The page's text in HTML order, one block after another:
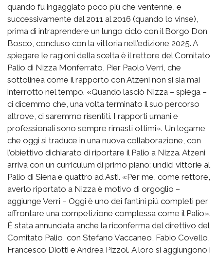
quando fu ingaggiato poco più che ventenne, e
successivamente dal 2011 al 2016 (quando lo vinse),
prima di intraprendere un lungo ciclo con il Borgo Don
Bosco, concluso con la vittoria nell’edizione 2025. A
spiegare le ragioni della scelta è il rettore del Comitato
Palio di Nizza Monferrato, Pier Paolo Verri, che
sottolinea come il rapporto con Atzeni non si sia mai
interrotto nel tempo. «Quando lasciò Nizza – spiega –
ci dicemmo che, una volta terminato il suo percorso
altrove, ci saremmo risentiti. I rapporti umani e
professionali sono sempre rimasti ottimi». Un legame
che oggi si traduce in una nuova collaborazione, con
l’obiettivo dichiarato di riportare il Palio a Nizza. Atzeni
arriva con un curriculum di primo piano: undici vittorie al
Palio di Siena e quattro ad Asti. «Per me, come rettore,
averlo riportato a Nizza è motivo di orgoglio –
aggiunge Verri – Oggi è uno dei fantini più completi per
affrontare una competizione complessa come il Palio».
È stata annunciata anche la riconferma del direttivo del
Comitato Palio, con Stefano Vaccaneo, Fabio Covello,
Francesco Diotti e Andrea Pizzol. A loro si aggiungono i